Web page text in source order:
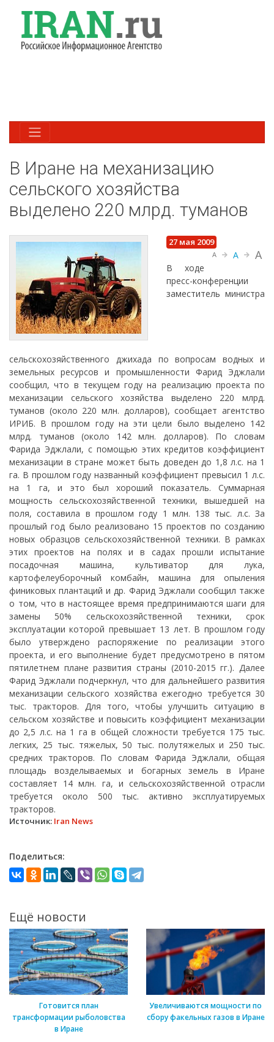
В Иране на механизацию
сельского хозяйства
выделено 220 млрд. туманов
27 мая 2009
A A A
В ходе
пресс-конференции
заместитель министра
сельскохозяйственного джихада по вопросам водных и
земельных ресурсов и промышленности Фарид Эджлали
сообщил, что в текущем году на реализацию проекта по
механизации сельского хозяйства выделено 220 млрд.
туманов (около 220 млн. долларов), сообщает агентство
ИРИБ. В прошлом году на эти цели было выделено 142
млрд. туманов (около 142 млн. долларов). По словам
Фарида Эджлали, с помощью этих кредитов коэффициент
механизации в стране может быть доведен до 1,8 л.с. на 1
га. В прошлом году названный коэффициент превысил 1 л.с.
на 1 га, и это был хороший показатель. Суммарная
мощность сельскохозяйственной техники, вышедшей на
поля, составила в прошлом году 1 млн. 138 тыс. л.с. За
прошлый год было реализовано 15 проектов по созданию
новых образцов сельскохозяйственной техники. В рамках
этих проектов на полях и в садах прошли испытание
посадочная машина, культиватор для лука,
картофелеуборочный комбайн, машина для опыления
финиковых плантаций и др. Фарид Эджлали сообщил также
о том, что в настоящее время предпринимаются шаги для
замены 50% сельскохозяйственной техники, срок
эксплуатации которой превышает 13 лет. В прошлом году
было утверждено распоряжение по реализации этого
проекта, и его выполнение будет предусмотрено в пятом
пятилетнем плане развития страны (2010-2015 гг.). Далее
Фарид Эджлали подчеркнул, что для дальнейшего развития
механизации сельского хозяйства ежегодно требуется 30
тыс. тракторов. Для того, чтобы улучшить ситуацию в
сельском хозяйстве и повысить коэффициент механизации
до 2,5 л.с. на 1 га в общей сложности требуется 175 тыс.
легких, 25 тыс. тяжелых, 50 тыс. полутяжелых и 250 тыс.
средних тракторов. По словам Фарида Эджлали, общая
площадь возделываемых и богарных земель в Иране
составляет 14 млн. га, и сельскохозяйственной отрасли
требуется около 500 тыс. активно эксплуатируемых
тракторов.
Источник: Iran News
Поделиться:
Ещё новости
Готовится план
трансформации рыболовства
в Иране
Увеличиваются мощности по
сбору факельных газов в Иране